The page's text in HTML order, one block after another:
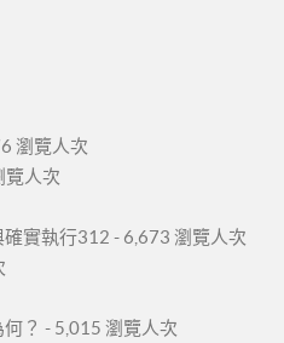
瀏覽人次
覽人次
確實執行312 - 6,673 瀏覽人次
？ - 5,015 瀏覽人次